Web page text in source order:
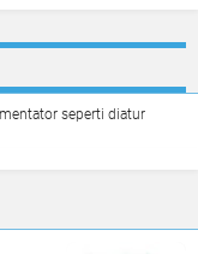
seperti diatur